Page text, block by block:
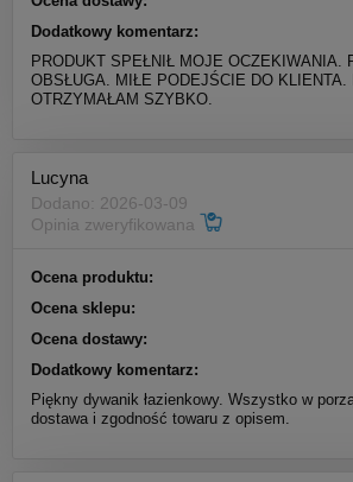
Dodatkowy komentarz:
PRODUKT SPEŁNIŁ MOJE OCZEKIWANIA.
OBSŁUGA. MIŁE PODEJŚCIE DO KLIENTA.
OTRZYMAŁAM SZYBKO.
Lucyna
Dodano: 2026-03-09
Opinia zweryfikowana
Ocena produktu:
Ocena sklepu:
Ocena dostawy:
Dodatkowy komentarz:
Piękny dywanik łazienkowy. Wszystko w
dostawa i zgodność towaru z opisem.